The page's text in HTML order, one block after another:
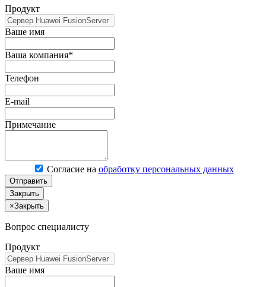
Продукт
Ваше имя
Ваша компания*
Телефон
E-mail
Примечание
Согласие на обработку персональных данных
Отправить
Закрыть
×Закрыть
Вопрос специалисту
Продукт
Ваше имя